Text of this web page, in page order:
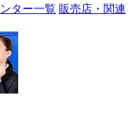
ター一覧 販売店・関連